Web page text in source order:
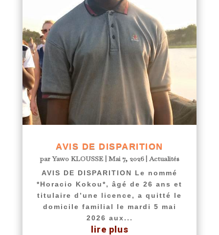
AVIS DE DISPARITION
parYawo KLOUSSE| Mai 7, 2026|Actualités
AVIS DE DISPARITION Le nommé
*Horacio Kokou*, âgé de 26 ans et
titulaire d’une licence, a quitté le
domicile familial le mardi 5 mai
2026 aux...
lire plus